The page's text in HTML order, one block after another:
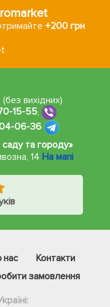
+200 грн
вихідних)
15-55,
06-36
та городу»
14 На мапі
нас
Контакти
замовлення